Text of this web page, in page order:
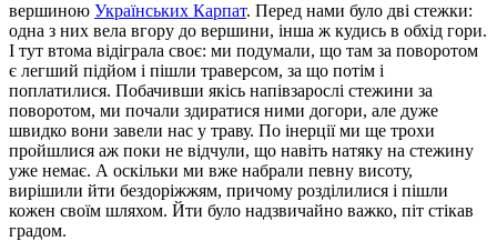
вершиною Українських Карпат. Перед нами було дві стежки:
одна з них вела вгору до вершини, інша ж кудись в обхід гори.
І тут втома відіграла своє: ми подумали, що там за поворотом
є легший підйом і пішли траверсом, за що потім і
поплатилися. Побачивши якісь напівзарослі стежини за
поворотом, ми почали здиратися ними догори, але дуже
швидко вони завели нас у траву. По інерції ми ще трохи
пройшлися аж поки не відчули, що навіть натяку на стежину
уже немає. А оскільки ми вже набрали певну висоту,
вирішили йти бездоріжжям, причому розділилися і пішли
кожен своїм шляхом. Йти було надзвичайно важко, піт стікав
градом.